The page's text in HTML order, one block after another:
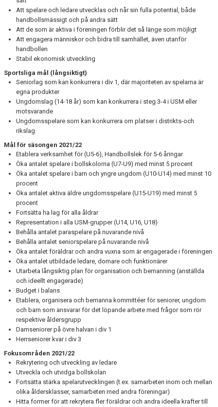
Att spelare och ledare utvecklas och når sin fulla potential, både
handbollsmässigt och på andra sätt
Att de som är aktiva i föreningen förblir det så länge som möjligt
Att engagera människor och bidra till samhället, även utanför
handbollen
Stabil ekonomisk utveckling
Sportsliga mål (långsiktigt)
Seniorlag som kan konkurrera i div 1, där majoriteten av spelarna är
egna produkter
Ungdomslag (14-18 år) som kan konkurrera i steg 3-4 i USM eller
motsvarande
Ungdomsspelare som kan konkurrera om platser i distrikts-och
rikslag
Mål för säsongen 2021/22
Etablera verksamhet för (U5-6), Handbollslek för 5-6 åringar
Öka antalet spelare i bollskolorna (U7-U9) med minst 5 procent
Öka antalet spelare i barn och yngre ungdom (U10-U14) med minst 10
procent
Öka antalet aktiva äldre ungdomsspelare (U15-U19) med minst 5
procent
Fortsätta ha lag för alla åldrar
Representation i alla USM-grupper (U14, U16, U18)
Behålla antalet paraspelare på nuvarande nivå
Behålla antalet seniorspelare på nuvarande nivå
Öka antalet föräldrar och andra vuxna som är engagerade i föreningen
Öka antalet utbildade ledare, domare och funktionärer
Utarbeta långsiktig plan för organisation och bemanning (anställda
och ideellt engagerade)
Budget i balans
Etablera, organisera och bemanna kommittéer för seniorer, ungdom
och barn som ansvarar för det löpande arbete med frågor som rör
respektive åldersgrupp
Damseniorer på övre halvan i div 1
Herrseniorer kvar i div 3
Fokusområden 2021/22
Rekrytering och utveckling av ledare
Utveckla och utvidga bollskolan
Fortsätta stärka spelarutvecklingen (t.ex. samarbeten inom och mellan
olika åldersklasser, samarbeten med andra föreningar)
Hitta former för att rekrytera fler föräldrar och andra ideella krafter till